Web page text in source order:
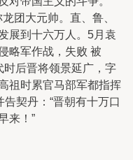
团大元帅。直、鲁、
展到十六万人。5月袁
略军作战，失败 被
后晋将领景延广，字
祖时累官马部军都指挥
告契丹：“晋朝有十万口
来！”